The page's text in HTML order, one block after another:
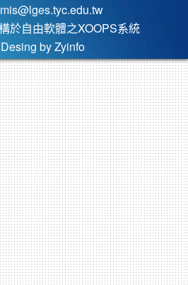
mis@lges.tyc.edu.tw
於自由軟體之XOOPS系統
by Zyinfo